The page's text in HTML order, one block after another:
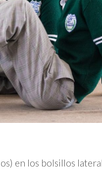
en los bolsillos